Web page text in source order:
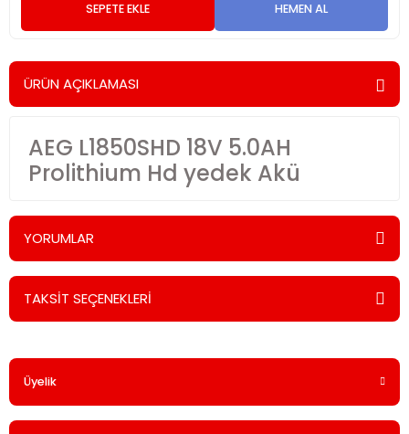
SEPETE EKLE HEMEN AL
ÜRÜN AÇIKLAMASI
AEG L1850SHD 18V 5.0AH
Prolithium Hd yedek Akü
YORUMLAR
Bu ürüne ilk yorumu siz yapın!
TAKSİT SEÇENEKLERİ
Üyelik